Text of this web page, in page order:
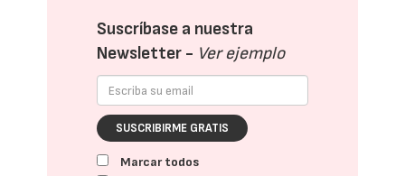
Suscríbase a nuestra
Newsletter - Ver ejemplo
SUSCRIBIRME GRATIS
Marcar todos